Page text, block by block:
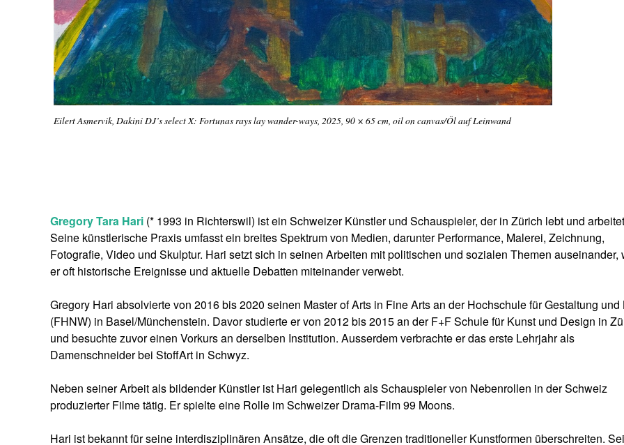
Eilert Asmervik, Dakini DJ’s select X: Fortunas rays lay wander-ways, 2025, 90 × 65 cm, oil on canvas/Öl auf Leinwand
Gregory Tara Hari (* 1993 in Richterswil) ist ein Schweizer Künstler und Schauspieler, der in Zürich lebt und
Seine künstlerische Praxis umfasst ein breites Spektrum von Medien, darunter Performance, Malerei, Zeichnung,
Fotografie, Video und Skulptur. Hari setzt sich in seinen Arbeiten mit politischen und sozialen Themen auseinander,
er oft historische Ereignisse und aktuelle Debatten miteinander verwebt.
Gregory Hari absolvierte von 2016 bis 2020 seinen Master of Arts in Fine Arts an der Hochschule für Gestaltung und
(FHNW) in Basel/Münchenstein. Davor studierte er von 2012 bis 2015 an der F+F Schule für Kunst und Design in
und besuchte zuvor einen Vorkurs an derselben Institution. Ausserdem verbrachte er das erste Lehrjahr als
Damenschneider bei StoffArt in Schwyz.
Neben seiner Arbeit als bildender Künstler ist Hari gelegentlich als Schauspieler von Nebenrollen in der Schweiz
produzierter Filme tätig. Er spielte eine Rolle im Schweizer Drama-Film 99 Moons.
Hari ist bekannt für seine interdisziplinären Ansätze, die oft die Grenzen traditioneller Kunstformen überschreiten.